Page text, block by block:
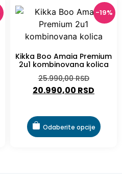
-19%
Kikka Boo Amaia Premium
2u1 kombinovana kolica
25.990,00RSD
20.990,00 RSD
Odaberite opcije